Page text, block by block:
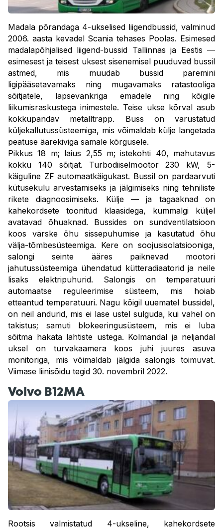
Madala põrandaga 4-ukselised liigendbussid, valminud
2006. aasta kevadel Scania tehases Poolas. Esimesed
madalapõhjalised liigend-bussid Tallinnas ja Eestis —
esimesest ja teisest uksest sisenemisel puuduvad bussil
astmed, mis muudab bussid paremini
ligipääsetavamaks ning mugavamaks ratastooliga
sõitjatele, lapsevankriga emadele ning kõigile
liikumisraskustega inimestele. Teise ukse kõrval asub
kokkupandav metalltrapp. Buss on varustatud
küljekallutussüsteemiga, mis võimaldab külje langetada
peatuse äärekiviga samale kõrgusele.
Pikkus 18 m; laius 2,55 m; istekohti 40, mahutavus
kokku 140 sõitjat. Turbodiiselmootor 230 kW, 5-
käiguline ZF automaatkäigukast. Bussil on pardaarvuti
kütusekulu arvestamiseks ja jälgimiseks ning tehniliste
rikete diagnoosimiseks. Külje — ja tagaaknad on
kahekordsete toonitud klaasidega, kummalgi küljel
avatavad õhuaknad. Bussides on sundventilatsioon
koos värske õhu sissepuhumise ja kasutatud õhu
välja-tõmbesüsteemiga. Kere on soojusisolatsiooniga,
salongi seinte ääres paiknevad mootori
jahutussüsteemiga ühendatud kütteradiaatorid ja neile
lisaks elektripuhurid. Salongis on temperatuuri
automaatse reguleerimise süsteem, mis hoiab
etteantud temperatuuri. Nagu kõigil uuematel bussidel,
on neil andurid, mis ei lase ustel sulguda, kui vahel on
takistus; samuti blokeeringusüsteem, mis ei luba
sõitma hakata lahtiste ustega. Kolmandal ja neljandal
uksel on turvakaamera koos juhi juures asuva
monitoriga, mis võimaldab jälgida salongis toimuvat.
Viimase liinisõidu tegid 30. novembril 2022.
Volvo B12MA
Rootsis valmistatud 4-ukseline, kahekordsete